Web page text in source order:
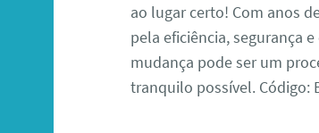
ao lugar certo! Com anos
pela eficiência, segurança
mudança pode ser um
tranquilo possível. Código: